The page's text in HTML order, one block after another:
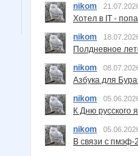
nikom
Хотел в IT -
nikom
Полдневное
nikom
Азбука для
nikom
К Дню русского
nikom
В связи с пмэф-